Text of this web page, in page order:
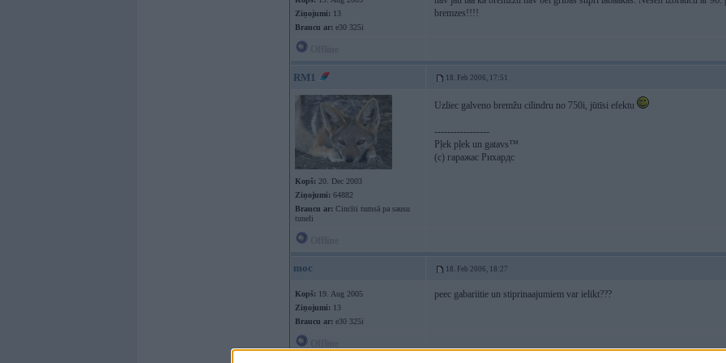
Ziņojumi: 13
Braucu ar: e30 325i
bremzes!!!!
RM1 18. Feb 2006, 17:51
Kopš: 20. Dec 2003
Ziņojumi: 64882
Braucu ar: Cincīti tumsā pa sausu
tuneli
Uzliec galveno bremžu cilindru no 750i, jūtīsi efektu
-----------------
Pļek pļek un gatavs™
(c) гаражас Рихардс
moc 18. Feb 2006, 18:27
Kopš: 19. Aug 2005
Ziņojumi: 13
Braucu ar: e30 325i
peec gabariitie un stiprinaajumiem var ielikt???